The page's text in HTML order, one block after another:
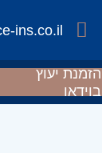
ins.co.il
הזמנת יעוץ
בוידאו